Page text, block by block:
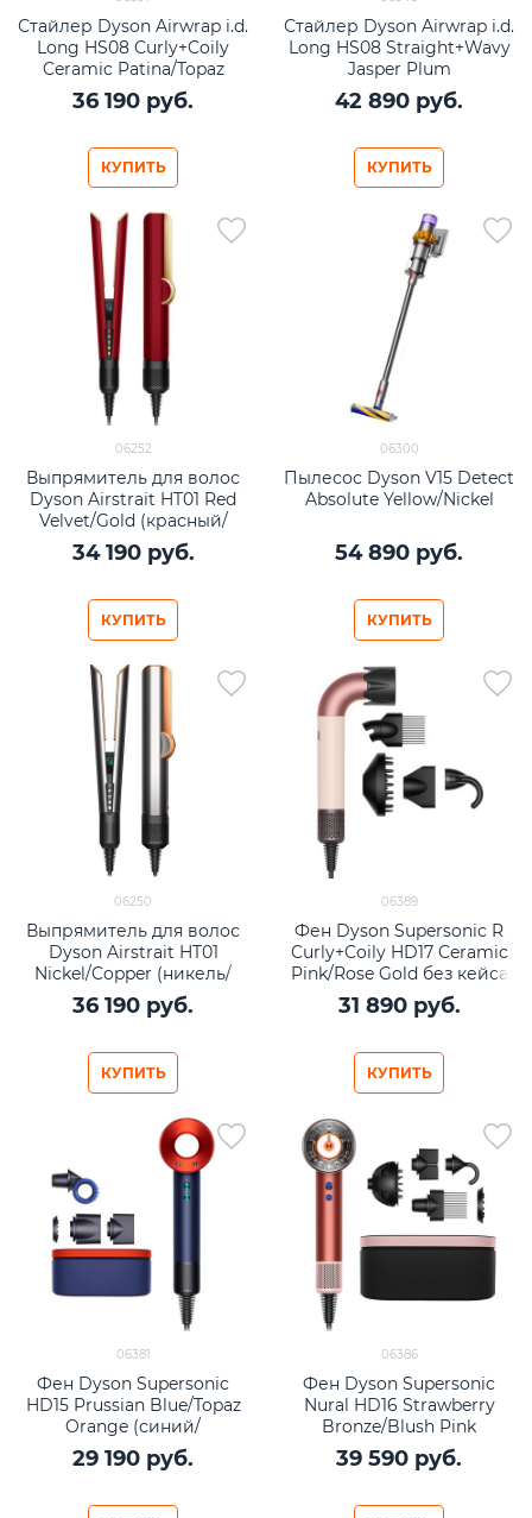
Стайлер Dyson Airwrap i.d.
Long HS08 Curly+Coily
Ceramic Patina/Topaz
36 190 руб.
КУПИТЬ
Стайлер Dyson Airwrap i.d.
Long HS08 Straight+Wavy
Jasper Plum
42 890 руб.
КУПИТЬ
06252
Выпрямитель для волос
Dyson Airstrait HT01 Red
Velvet/Gold (красный/
золото)
34 190 руб.
КУПИТЬ
06300
Пылесос Dyson V15 Detect
Absolute Yellow/Nickel
54 890 руб.
КУПИТЬ
06250
Выпрямитель для волос
Dyson Airstrait HT01
Nickel/Copper (никель/
медь)
36 190 руб.
КУПИТЬ
06389
Фен Dyson Supersonic R
Curly+Coily HD17 Ceramic
Pink/Rose Gold без кейса
31 890 руб.
КУПИТЬ
06381
Фен Dyson Supersonic
HD15 Prussian Blue/Topaz
Orange (синий/
оранжевый)
29 190 руб.
06386
Фен Dyson Supersonic
Nural HD16 Strawberry
Bronze/Blush Pink
(бронзовый/розовый)
39 590 руб.